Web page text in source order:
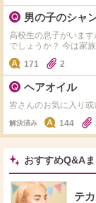
男の子のシャ
高校生の息子がいま
でしょうか？ 今は家
171
2
ヘアオイル
皆さんのお気に入り
解決済み 144
おすすめQ&A
テ